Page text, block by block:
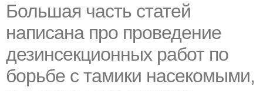
Большая часть статей
написана про проведение
дезинсекционных работ по
борьбе с тамики насекомыми,